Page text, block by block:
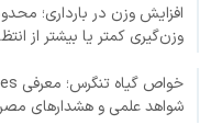
وزن‌گیری کمتر یا بیشتر از
شواهد علمی و هشدارهای